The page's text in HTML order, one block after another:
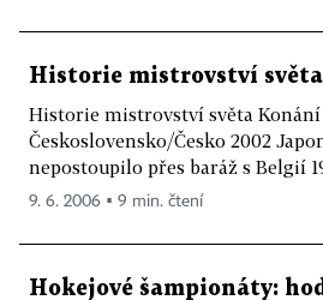
Historie mistrovství
Historie mistrovství světa
Československo/Česko 2002
nepostoupilo přes baráž s Belgií
9. 6. 2006 ▪ 9 min. čtení
Hokejové šampionáty: